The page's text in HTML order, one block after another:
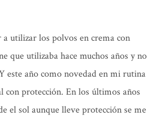
utilizar los polvos en crema con
que utilizaba hace muchos años y no
este año como novedad en mi rutina
con protección. En los últimos años
el sol aunque lleve protección se me